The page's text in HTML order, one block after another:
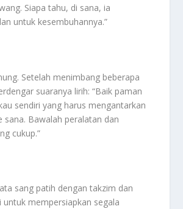
Siapa tahu, di sana, ia
untuk kesembuhannya.”
Setelah menimbang beberapa
suaranya lirih: “Baik paman
sendiri yang harus mengantarkan
sana. Bawalah peralatan dan
cukup.”
sang patih dengan takzim dan
untuk mempersiapkan segala